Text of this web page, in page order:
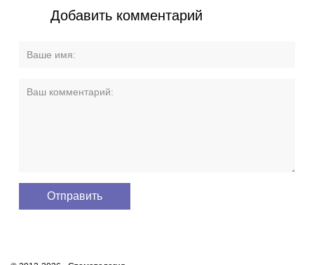
Добавить комментарий